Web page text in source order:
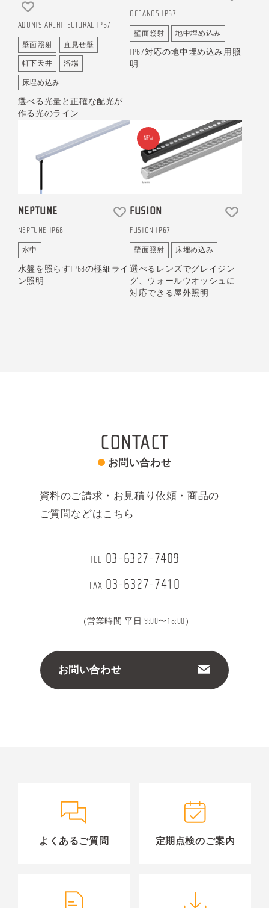
ADONIS ARCHITECTURAL IP67
壁面照射 直見せ壁
軒下天井 浴場
床埋め込み
選べる光量と正確な配光が
作る光のライン
OCEANOS IP67
壁面照射 地中埋め込み
IP67対応の地中埋め込み用照
明
NEPTUNE
NEPTUNE IP68
水中
水盤を照らすIP68の極細ライ
ン照明
NEW
FUSION
FUSION IP67
壁面照射 床埋め込み
選べるレンズでグレイジン
グ、ウォールウオッシュに
対応できる屋外照明
CONTACT
お問い合わせ
資料のご請求・お見積り依頼・商品の
ご質問などはこちら
TEL 03-6327-7409
FAX 03-6327-7410
（営業時間 平日 9:00〜18:00）
お問い合わせ
よくあるご質問 定期点検のご案内